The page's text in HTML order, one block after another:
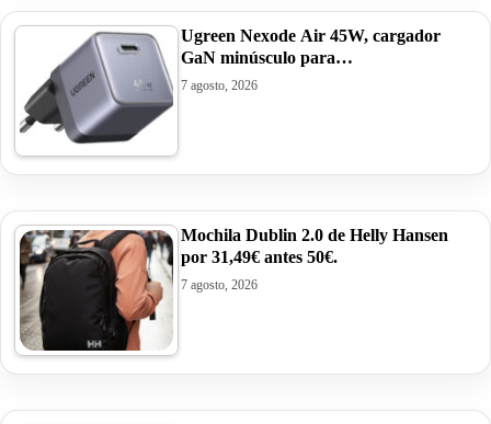
Ugreen Nexode Air 45W, cargador
GaN minúsculo para…
7 agosto, 2026
Mochila Dublin 2.0 de Helly Hansen
por 31,49€ antes 50€.
7 agosto, 2026